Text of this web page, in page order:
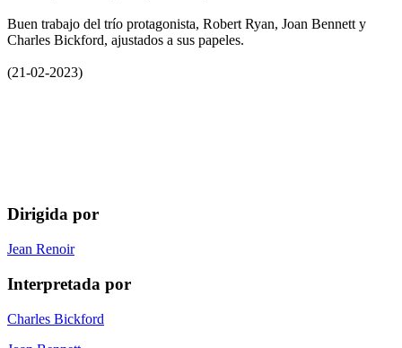
Buen trabajo del trío protagonista, Robert Ryan, Joan Bennett y
Charles Bickford, ajustados a sus papeles.
(21-02-2023)
Dirigida por
Jean Renoir
Interpretada por
Charles Bickford